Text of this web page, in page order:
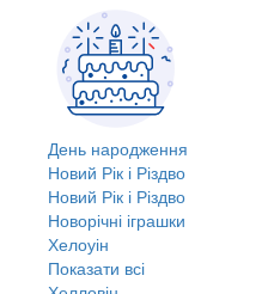
День народження
Новий Рік і Різдво
Новий Рік і Різдво
Новорічні іграшки
Хелоуін
Показати всі